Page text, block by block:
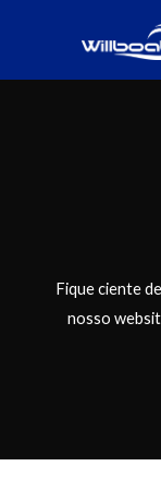
Fique ciente
nosso